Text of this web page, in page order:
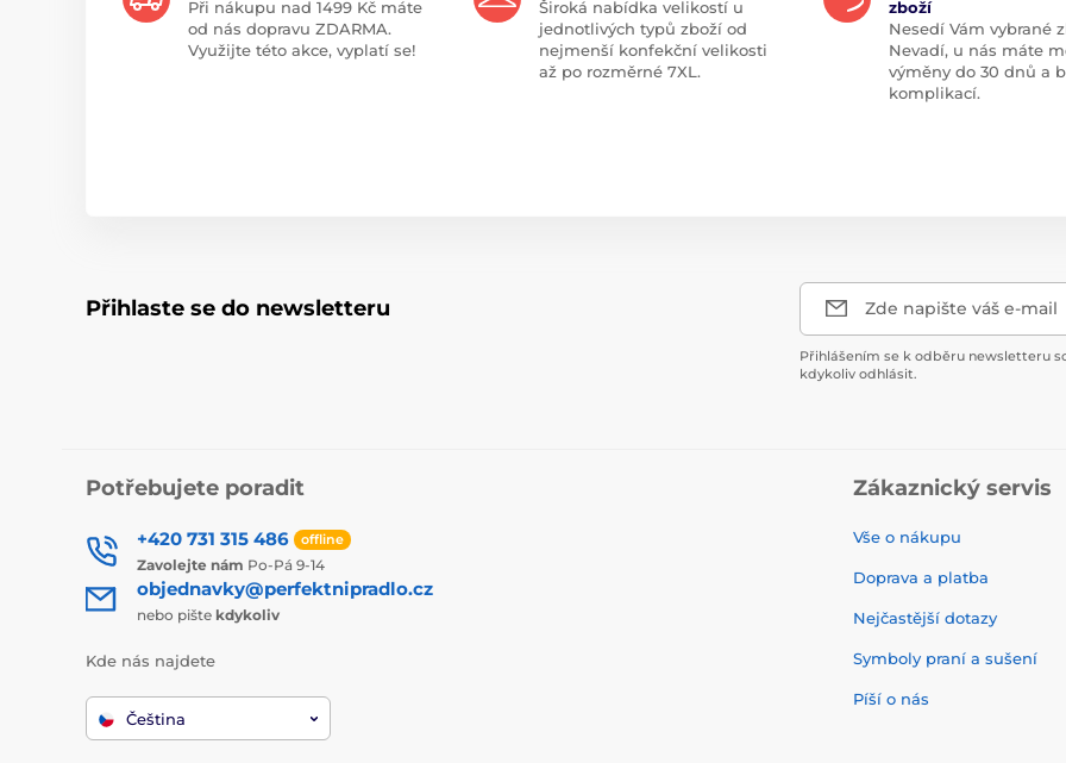
Při nákupu nad 1499 Kč máte
od nás dopravu ZDARMA.
Využijte této akce, vyplatí se!
Široká nabídka velikostí u
jednotlivých typů zboží od
nejmenší konfekční velikosti
až po rozměrné 7XL.
zboží
Nesedí Vám vybrané
Nevadí, u nás máte
výměny do 30 dnů a
komplikací.
Přihlaste se do newsletteru Zde napište váš e-mail
Přihlášením se k odběru newsletteru
kdykoliv odhlásit.
Potřebujete poradit
+420 731 315 486 offline
Zavolejte nám Po-Pá 9-14
objednavky@perfektnipradlo.cz
nebo pište kdykoliv
Kde nás najdete
Čeština
Zákaznický servis
Vše o nákupu
Doprava a platba
Nejčastější dotazy
Symboly praní a sušení
Píší o nás